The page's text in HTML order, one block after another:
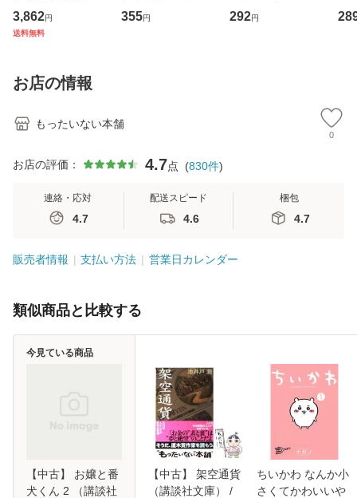
専門職の看護マネ
ジメントスキル 改
恵 藤本幸三 / 南江
堂 [単行
3,862円
送料無料
キューンレコード
[CD]【メール便送
355円
その正しい理解と
克服法 (SB新書 57
292円
のが
お店の情報
もったいない本舗
0
お店の評価： 4.7点 (830件)
連絡・応対
4.7
配送スピード
4.6
梱包
4.7
販売者情報 支払い方法 営業日カレンダー
類似商品と比較する
【中古】 お嬢と番
犬くん 2 （講談社
今見ている商品
【中古】 架空通貨
（講談社文庫） /
ちいかわ なんか小
さくてかわいいや